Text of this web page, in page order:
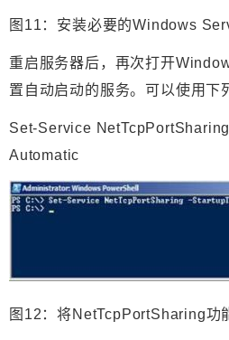
图11：安装必要的Windows
重启服务器后，再次打开
置自动启动的服务。可以使用下
Set-Service
Automatic
图12：将NetTcpPortSharing功